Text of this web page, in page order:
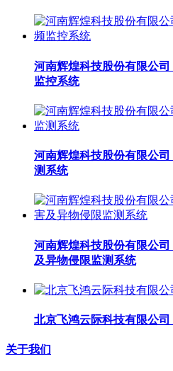
河南辉煌科技股份有限公
监控系统
河南辉煌科技股份有限公
测系统
河南辉煌科技股份有限公
及异物侵限监测系统
北京飞鸿云际科技有限公
关于我们